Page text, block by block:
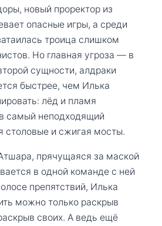
новый проректор из
опасные игры, а среди
троица слишком
Но главная угроза — в
сущности, алдраки
быстрее, чем Илька
лёд и пламя
самый неподходящий
столовые и сжигая мосты.
прячущаяся за маской
в одной команде с ней
препятствий, Илька
можно только раскрыв
своих. А ведь ещё